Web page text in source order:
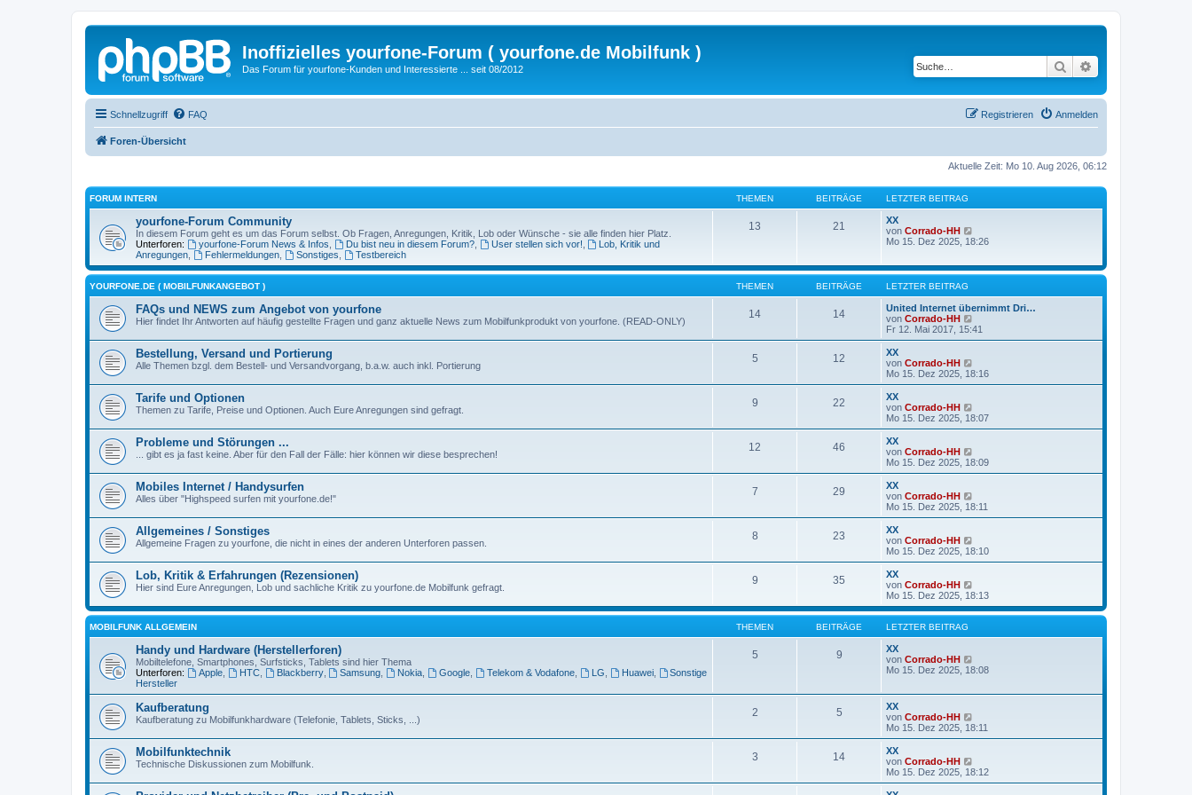
Inoffizielles yourfone-Forum ( yourfone.de Mobilfunk )
Das Forum für yourfone-Kunden und Interessierte ... seit 08/2012 Suche
Schnellzugriff FAQ Anmelden
Registrieren
Foren-Übersicht
Aktuelle Zeit: Mo 10. Aug 2026, 06:12
FORUM INTERN THEMEN BEITRÄGE LETZTER BEITRAG
yourfone-Forum Community
In diesem Forum geht es um das Forum selbst. Ob Fragen, Anregungen, Kritik, Lob oder Wünsche - sie alle finden hier Platz.
Unterforen:
yourfone-Forum News & Infos Du bist neu in diesem Forum?, User stellen sich vor!
Lob, Kritik und
Anregungen
Fehlermeldungen, Sonstiges Testbereich
13 21
XX
von Corrado-HH
e
s
r
B
e
i
a
g
Mo 15. Dez 2025, 18:26
YOURFONE.DE ( MOBILFUNKANGEBOT ) THEMEN BEITRÄGE LETZTER BEITRAG
FAQs und NEWS zum Angebot von yourfone
Hier findet Ihr Antworten auf häufig gestellte Fragen und ganz aktuelle News zum Mobilfunkprodukt von yourfone. (READ-ONLY)
14 14
United Internet übernimmt Dri…
von Corrado-HH
e
u
t
e
i
g
Fr 12. Mai 2017, 15:41
Bestellung, Versand und Portierung
Alle Themen bzgl. dem Bestell- und Versandvorgang, b.a.w. auch inkl. Portierung
5 12
XX
von Corrado-HH
e
u
t
e
i
g
Mo 15. Dez 2025, 18:16
Tarife und Optionen
Themen zu Tarife, Preise und Optionen. Auch Eure Anregungen sind gefragt.
9 22
XX
von Corrado-HH
e
u
t
e
i
g
Mo 15. Dez 2025, 18:07
Probleme und Störungen ...
... gibt es ja fast keine. Aber für den Fall der Fälle: hier können wir diese besprechen!
12 46
XX
von Corrado-HH
e
u
t
e
i
g
Mo 15. Dez 2025, 18:09
Mobiles Internet / Handysurfen
Alles über "Highspeed surfen mit yourfone.de!"
7 29
XX
von Corrado-HH
e
u
t
e
i
t
Mo 15. Dez 2025, 18:11
Allgemeines / Sonstiges
Allgemeine Fragen zu yourfone, die nicht in eines der anderen Unterforen passen.
8 23
XX
von Corrado-HH
e
u
t
r
e
r
Mo 15. Dez 2025, 18:10
Lob, Kritik & Erfahrungen (Rezensionen)
Hier sind Eure Anregungen, Lob und sachliche Kritik zu yourfone.de Mobilfunk gefragt.
9 35
XX
von Corrado-HH
e
u
e
t
B
a
g
Mo 15. Dez 2025, 18:13
MOBILFUNK ALLGEMEIN THEMEN BEITRÄGE LETZTER BEITRAG
Handy und Hardware (Herstellerforen)
Mobiltelefone, Smartphones, Surfsticks, Tablets sind hier Thema
Unterforen:
Apple, HTC, Blackberry, Samsung Nokia Google Telekom & Vodafone, LG Huawei,
Sonstige
Hersteller
5 9
XX
von Corrado-HH
e
e
r
B
t
r
Mo 15. Dez 2025, 18:08
Kaufberatung
Kaufberatung zu Mobilfunkhardware (Telefonie, Tablets, Sticks, ...)
2 5
XX
von Corrado-HH
e
u
t
Mo 15. Dez 2025, 18:11
Mobilfunktechnik
Technische Diskussionen zum Mobilfunk.
3 14
XX
von Corrado-HH
e
u
Mo 15. Dez 2025, 18:12